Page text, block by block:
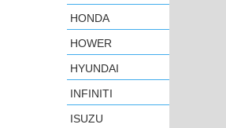
HONDA
HOWER
HYUNDAI
INFINITI
ISUZU